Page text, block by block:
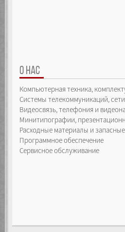
О НАС
Компьютерная техника,
Системы телекоммуникаций, сети
Видеосвязь, телефония и
Минитипографии,
Расходные материалы и
Программное обеспечение
Сервисное обслуживание